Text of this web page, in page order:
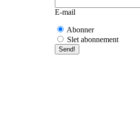
E-mail
Abonner
Slet abonnement